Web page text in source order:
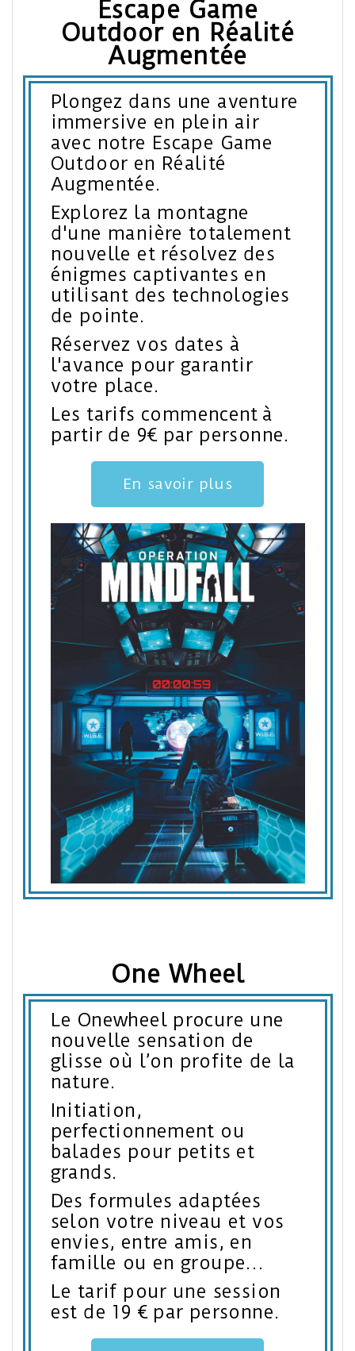
Escape Game
Outdoor en Réalité
Augmentée
Plongez dans une aventure
immersive en plein air
avec notre Escape Game
Outdoor en Réalité
Augmentée.
Explorez la montagne
d'une manière totalement
nouvelle et résolvez des
énigmes captivantes en
utilisant des technologies
de pointe.
Réservez vos dates à
l'avance pour garantir
votre place.
Les tarifs commencent à
partir de 9€ par personne.
En savoir plus
One Wheel
Le Onewheel procure une
nouvelle sensation de
glisse où l’on profite de la
nature.
Initiation,
perfectionnement ou
balades pour petits et
grands.
Des formules adaptées
selon votre niveau et vos
envies, entre amis, en
famille ou en groupe…
Le tarif pour une session
est de 19 € par personne.